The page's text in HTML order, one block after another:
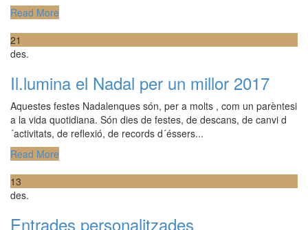
Read More
21
des.
Il.lumina el Nadal per un millor 2017
Aquestes festes Nadalenques són, per a molts , com un parèntesi
a la vida quotidiana. Són dies de festes, de descans, de canvi d
´activitats, de reflexió, de records d´éssers...
Read More
13
des.
Entrades personalitzades